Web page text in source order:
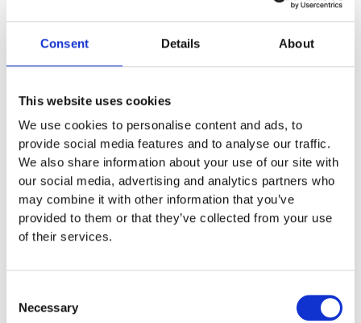
Consent Details About
This website uses cookies
We use cookies to personalise content and ads, to
provide social media features and to analyse our traffic.
We also share information about your use of our site with
our social media, advertising and analytics partners who
may combine it with other information that you’ve
provided to them or that they’ve collected from your use
of their services.
Selection
Necessary
lekplats! Med sin vänliga design och mjuka former bjuder
förskolor, lekparker och bostadsområden där lek och
rörelse ska vara både roligt och säkert.
7 500:-
Lägg till i offertförfrågan
Specifikationer
3,19 x 2,48 m